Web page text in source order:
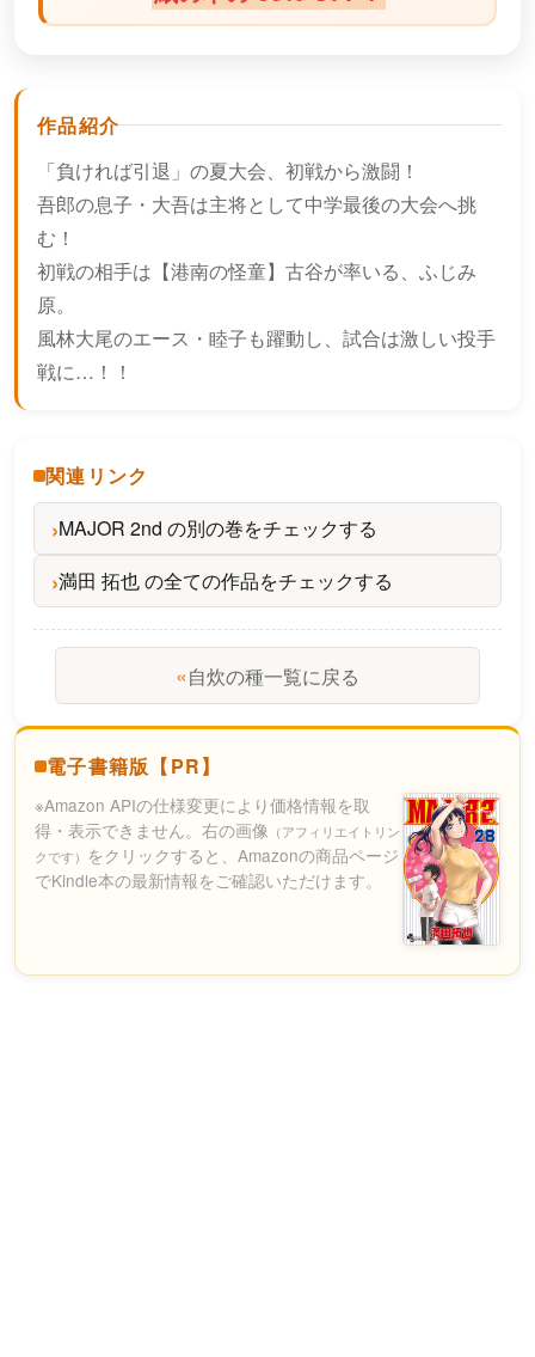
作品紹介
「負ければ引退」の夏大会、初戦から激闘！
吾郎の息子・大吾は主将として中学最後の大会へ挑
む！
初戦の相手は【港南の怪童】古谷が率いる、ふじみ
原。
風林大尾のエース・睦子も躍動し、試合は激しい投手
戦に…！！
関連リンク
MAJOR 2nd の別の巻をチェックする
満田 拓也 の全ての作品をチェックする
«自炊の種一覧に戻る
電子書籍版【PR】
※Amazon APIの仕様変更により価格情報を取
得・表示できません。右の画像 （アフィリエイトリン
クです） をクリックすると、Amazonの商品ページ
でKindle本の最新情報をご確認いただけます。